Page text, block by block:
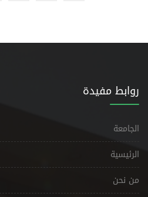
روابط مفيدة
الجامعة
الرئيسية
من نحن